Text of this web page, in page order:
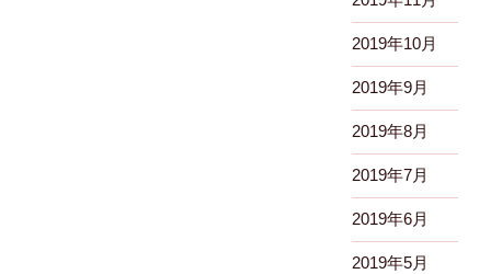
2019年10月
2019年9月
2019年8月
2019年7月
2019年6月
2019年5月